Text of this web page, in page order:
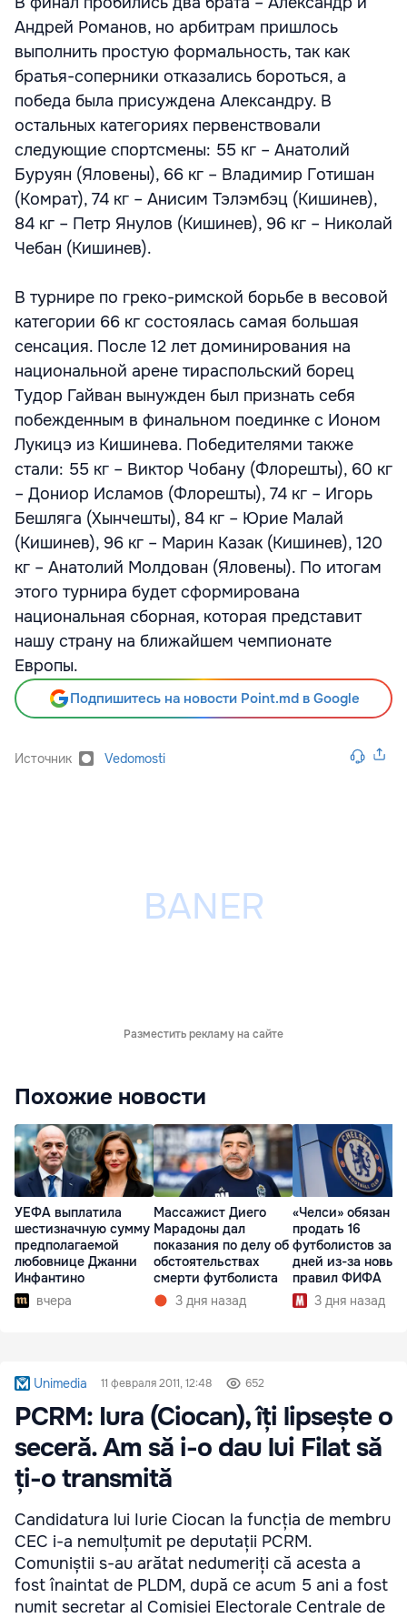
Андрей Романов, но арбитрам пришлось
выполнить простую формальность, так как
братья-соперники отказались бороться, а
победа была присуждена Александру. В
остальных категориях первенствовали
следующие спортсмены: 55 кг – Анатолий
Буруян (Яловены), 66 кг – Владимир Готишан
(Комрат), 74 кг – Анисим Тэлэмбэц (Кишинев),
84 кг – Петр Янулов (Кишинев), 96 кг – Николай
Чебан (Кишинев).
В турнире по греко-римской борьбе в весовой
категории 66 кг состоялась самая большая
сенсация. После 12 лет доминирования на
национальной арене тираспольский борец
Тудор Гайван вынужден был признать себя
побежденным в финальном поединке с Ионом
Лукицэ из Кишинева. Победителями также
стали: 55 кг – Виктор Чобану (Флорешты), 60 кг
– Дониор Исламов (Флорешты), 74 кг – Игорь
Бешляга (Хынчешты), 84 кг – Юрие Малай
(Кишинев), 96 кг – Марин Казак (Кишинев), 120
кг – Анатолий Молдован (Яловены). По итогам
этого турнира будет сформирована
национальная сборная, которая представит
нашу страну на ближайшем чемпионате
Европы.
Подпишитесь на новости Point.md в Google
Источник Vedomosti
Разместить рекламу на сайте
Похожие новости
УЕФА выплатила
шестизначную сумму
предполагаемой
любовнице Джанни
Инфантино
вчера
Массажист Диего
Марадоны дал
показания по делу об
обстоятельствах
смерти футболиста
3 дня назад
«Челси» обязан
продать 16
футболистов за
дней из-за новых
правил ФИФА
3 дня назад
Unimedia 11 февраля 2011, 12:48 652
PCRM: Iura (Ciocan), îți lipsește o
seceră. Am să i-o dau lui Filat să
ți-o transmită
Candidatura lui Iurie Ciocan la funcția de membru
CEC i-a nemulțumit pe deputații PCRM.
Comuniștii s-au arătat nedumeriți că acesta a
fost înaintat de PLDM, după ce acum 5 ani a fost
numit secretar al Comisiei Electorale Centrale de